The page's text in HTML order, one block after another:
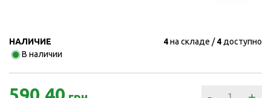
НАЛИЧИЕ
В наличии
4на складе 4 доступно